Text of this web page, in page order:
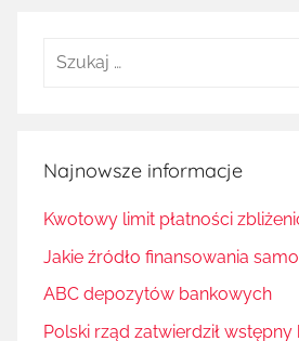
Szukaj:
Najnowsze informacje
Kwotowy limit płatności
Jakie źródło finansowania
ABC depozytów bankowych
Polski rząd zatwierdził wstępny